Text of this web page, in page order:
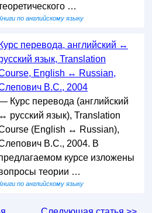
…
по английскому языку
Курс перевода, английский ↔
язык, Translation
English ↔ Russian,
В.С., 2004
Курс перевода (английский
↔ русский язык), Translation
(English ↔ Russian),
В.С., 2004. В
курсе изложены
теории …
по английскому языку